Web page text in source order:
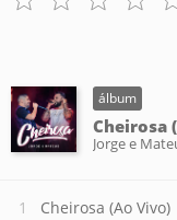
álbum
Cheirosa
Jorge e
Cheirosa (Ao Vivo)